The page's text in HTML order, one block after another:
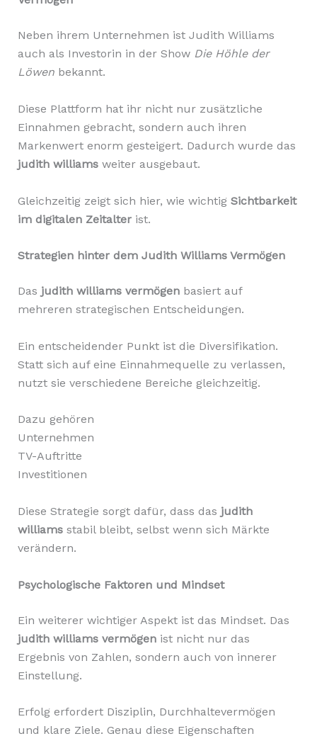
Neben ihrem Unternehmen ist Judith Williams
auch als Investorin in der Show Die Höhle der
Löwenbekannt.
Diese Plattform hat ihr nicht nur zusätzliche
Einnahmen gebracht, sondern auch ihren
Markenwert enorm gesteigert. Dadurch wurde das
judith williams weiter ausgebaut.
Gleichzeitig zeigt sich hier, wie wichtig Sichtbarkeit
im digitalen Zeitalterist.
Strategien hinter dem Judith Williams Vermögen
Das judith williams vermögenbasiert auf
mehreren strategischen Entscheidungen.
Ein entscheidender Punkt ist die Diversifikation.
Statt sich auf eine Einnahmequelle zu verlassen,
nutzt sie verschiedene Bereiche gleichzeitig.
Dazu gehören
Unternehmen
TV-Auftritte
Investitionen
Diese Strategie sorgt dafür, dass das judith
williams stabil bleibt, selbst wenn sich Märkte
verändern.
Psychologische Faktoren und Mindset
Ein weiterer wichtiger Aspekt ist das Mindset. Das
judith williams vermögenist nicht nur das
Ergebnis von Zahlen, sondern auch von innerer
Einstellung.
Erfolg erfordert Disziplin, Durchhaltevermögen
und klare Ziele. Genau diese Eigenschaften